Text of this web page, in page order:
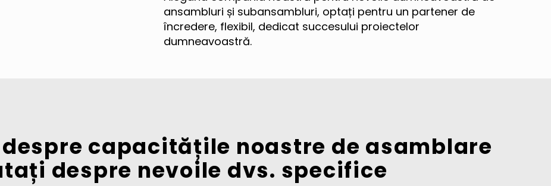
ansambluri și subansambluri, optați pentru un partener de
încredere, flexibil, dedicat succesului proiectelor
dumneavoastră.
capacitățile noastre de asamblare
despre nevoile dvs. specifice